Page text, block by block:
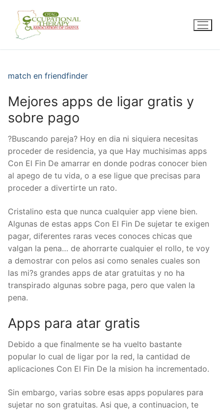
content
match en friendfinder
Mejores apps de ligar gratis y
sobre pago
?Buscando pareja? Hoy en dia ni siquiera necesitas
proceder de residencia, ya que Hay muchisimas apps
Con El Fin De amarrar en donde podras conocer bien
al apego de tu vida, o a ese ligue que precisas para
proceder a divertirte un rato.
Cristalino esta que nunca cualquier app viene bien.
Algunas de estas apps Con El Fin De sujetar te exigen
pagar, diferentes raras veces conoces chicas que
valgan la pena… de ahorrarte cualquier el rollo, te voy
a demostrar con pelos asi­ como senales cuales son
las mi?s grandes apps de atar gratuitas y no ha
transpirado algunas sobre paga, pero que valen la
pena.
Apps para atar gratis
Debido a que finalmente se ha vuelto bastante
popular lo cual de ligar por la red, la cantidad de
aplicaciones Con El Fin De la mision ha incrementado.
Sin embargo, varias sobre esas apps populares para
sujetar no son gratuitas. Asi que, a continuacion, te